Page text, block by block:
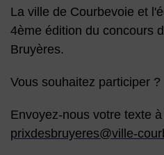
La ville de Courbevoie et
4ème édition du concours
Bruyères.
Vous souhaitez participer ?
Envoyez-nous votre texte
prixdesbruyeres@ville-